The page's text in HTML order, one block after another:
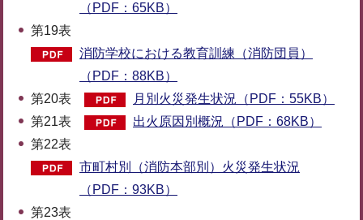
（PDF：65KB）
第19表
消防学校における教育訓練（消防団員）
（PDF：88KB）
第20表
月別火災発生状況（PDF：55KB）
第21表
出火原因別概況（PDF：68KB）
第22表
市町村別（消防本部別）火災発生状況
（PDF：93KB）
第23表